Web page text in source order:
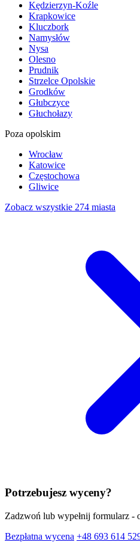
Kędzierzyn-Koźle
Krapkowice
Kluczbork
Namysłów
Nysa
Olesno
Prudnik
Strzelce Opolskie
Grodków
Głubczyce
Głuchołazy
Poza opolskim
Wrocław
Katowice
Częstochowa
Gliwice
Zobacz wszystkie 274 miasta
Potrzebujesz wyceny?
Zadzwoń lub wypełnij formularz -
Bezpłatna wycena +48 693 614